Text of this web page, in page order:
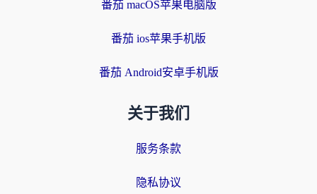
番茄 macOS苹果电脑版
番茄 ios苹果手机版
番茄 Android安卓手机版
关于我们
服务条款
隐私协议